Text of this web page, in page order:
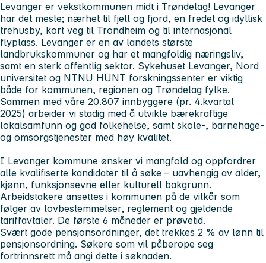
Levanger er vekstkommunen midt i Trøndelag! Levanger
har det meste; nærhet til fjell og fjord, en fredet og idyllisk
trehusby, kort veg til Trondheim og til internasjonal
flyplass. Levanger er en av landets største
landbrukskommuner og har et mangfoldig næringsliv,
samt en sterk offentlig sektor. Sykehuset Levanger, Nord
universitet og NTNU HUNT forskningssenter er viktig
både for kommunen, regionen og Trøndelag fylke.
Sammen med våre 20.807 innbyggere (pr. 4.kvartal
2025) arbeider vi stadig med å utvikle bærekraftige
lokalsamfunn og god folkehelse, samt skole-, barnehage-
og omsorgstjenester med høy kvalitet.
I Levanger kommune ønsker vi mangfold og oppfordrer
alle kvalifiserte kandidater til å søke – uavhengig av alder,
kjønn, funksjonsevne eller kulturell bakgrunn.
Arbeidstakere ansettes i kommunen på de vilkår som
følger av lovbestemmelser, reglement og gjeldende
tariffavtaler. De første 6 måneder er prøvetid.
Svært gode pensjonsordninger, det trekkes 2 % av lønn til
pensjonsordning. Søkere som vil påberope seg
fortrinnsrett må angi dette i søknaden.